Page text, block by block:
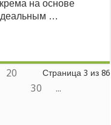
на основе
…
Страница 3 из 86
20
30
...